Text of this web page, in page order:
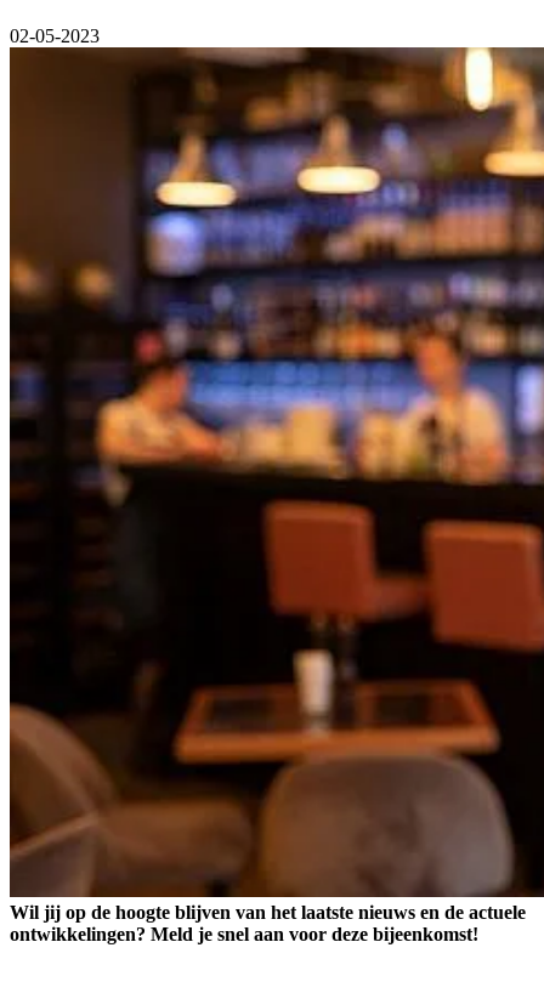
02-05-2023
Wil jij op de hoogte blijven van het laatste nieuws en de actuele
ontwikkelingen? Meld je snel aan voor deze bijeenkomst!